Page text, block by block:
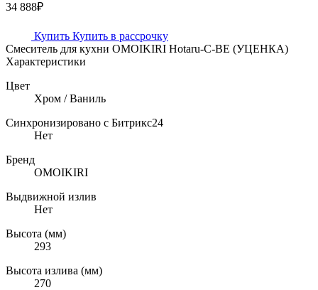
34 888₽
Купить Купить в рассрочку
Смеситель для кухни OMOIKIRI Hotaru-C-BE (УЦЕНКА)
Характеристики
Цвет
Хром / Ваниль
Синхронизировано с Битрикс24
Нет
Бренд
OMOIKIRI
Выдвижной излив
Нет
Высота (мм)
293
Высота излива (мм)
270